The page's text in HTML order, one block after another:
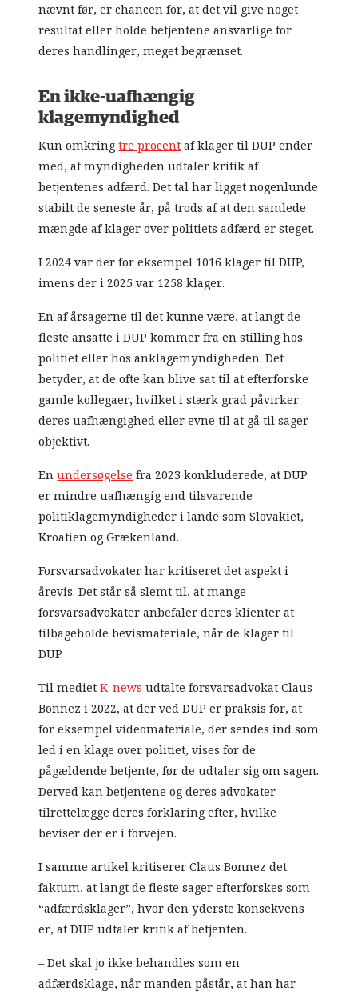
nævnt før, er chancen for, at det vil give noget
resultat eller holde betjentene ansvarlige for
deres handlinger, meget begrænset.
En ikke-uafhængig
klagemyndighed
Kun omkringtre procentaf klager til DUP ender
med, at myndigheden udtaler kritik af
betjentenes adfærd. Det tal har ligget nogenlunde
stabilt de seneste år, på trods af at den samlede
mængde af klager over politiets adfærd er steget.
I 2024 var der for eksempel 1016 klager til DUP,
imens der i 2025 var 1258 klager.
En af årsagerne til det kunne være, at langt de
fleste ansatte i DUP kommer fra en stilling hos
politiet eller hos anklagemyndigheden. Det
betyder, at de ofte kan blive sat til at efterforske
gamle kollegaer, hvilket i stærk grad påvirker
deres uafhængighed eller evne til at gå til sager
objektivt.
Enundersøgelse fra 2023 konkluderede, at DUP
er mindre uafhængig end tilsvarende
politiklagemyndigheder i lande som Slovakiet,
Kroatien og Grækenland.
Forsvarsadvokater har kritiseret det aspekt i
årevis. Det står så slemt til, at mange
forsvarsadvokater anbefaler deres klienter at
tilbageholde bevismateriale, når de klager til
DUP.
Til medietK-news udtalte forsvarsadvokat Claus
Bonnez i 2022, at der ved DUP er praksis for, at
for eksempel videomateriale, der sendes ind som
led i en klage over politiet, vises for de
pågældende betjente, før de udtaler sig om sagen.
Derved kan betjentene og deres advokater
tilrettelægge deres forklaring efter, hvilke
beviser der er i forvejen.
I samme artikel kritiserer Claus Bonnez det
faktum, at langt de fleste sager efterforskes som
“adfærdsklager”, hvor den yderste konsekvens
er, at DUP udtaler kritik af betjenten.
– Det skal jo ikke behandles som en
adfærdsklage, når manden påstår, at han har